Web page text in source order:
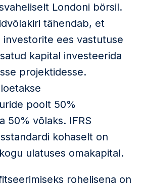
Londoni börsil.
tähendab, et
ees vastutuse
kapital investeerida
projektidesse.
poolt 50%
50% võlaks. IFRS
kohaselt on
ulatuses omakapital.
rohelisena on